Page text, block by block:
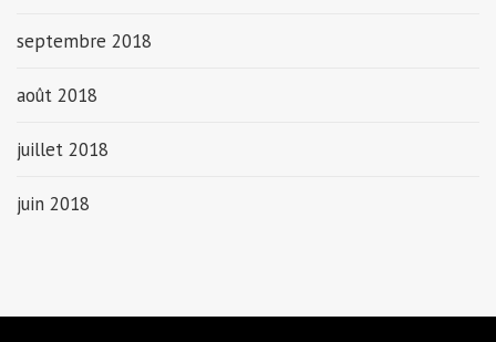
septembre 2018
août 2018
juillet 2018
juin 2018